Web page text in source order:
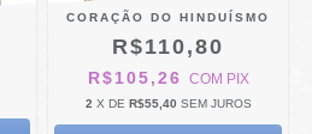
CORAÇÃO DO HINDUÍSMO
R$110,80
R$105,26 COM PIX
2 X DE R$55,40 SEM JUROS